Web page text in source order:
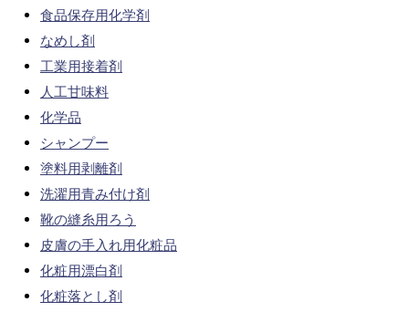
食品保存用化学剤
なめし剤
工業用接着剤
人工甘味料
化学品
シャンプー
塗料用剥離剤
洗濯用青み付け剤
靴の縫糸用ろう
皮膚の手入れ用化粧品
化粧用漂白剤
化粧落とし剤